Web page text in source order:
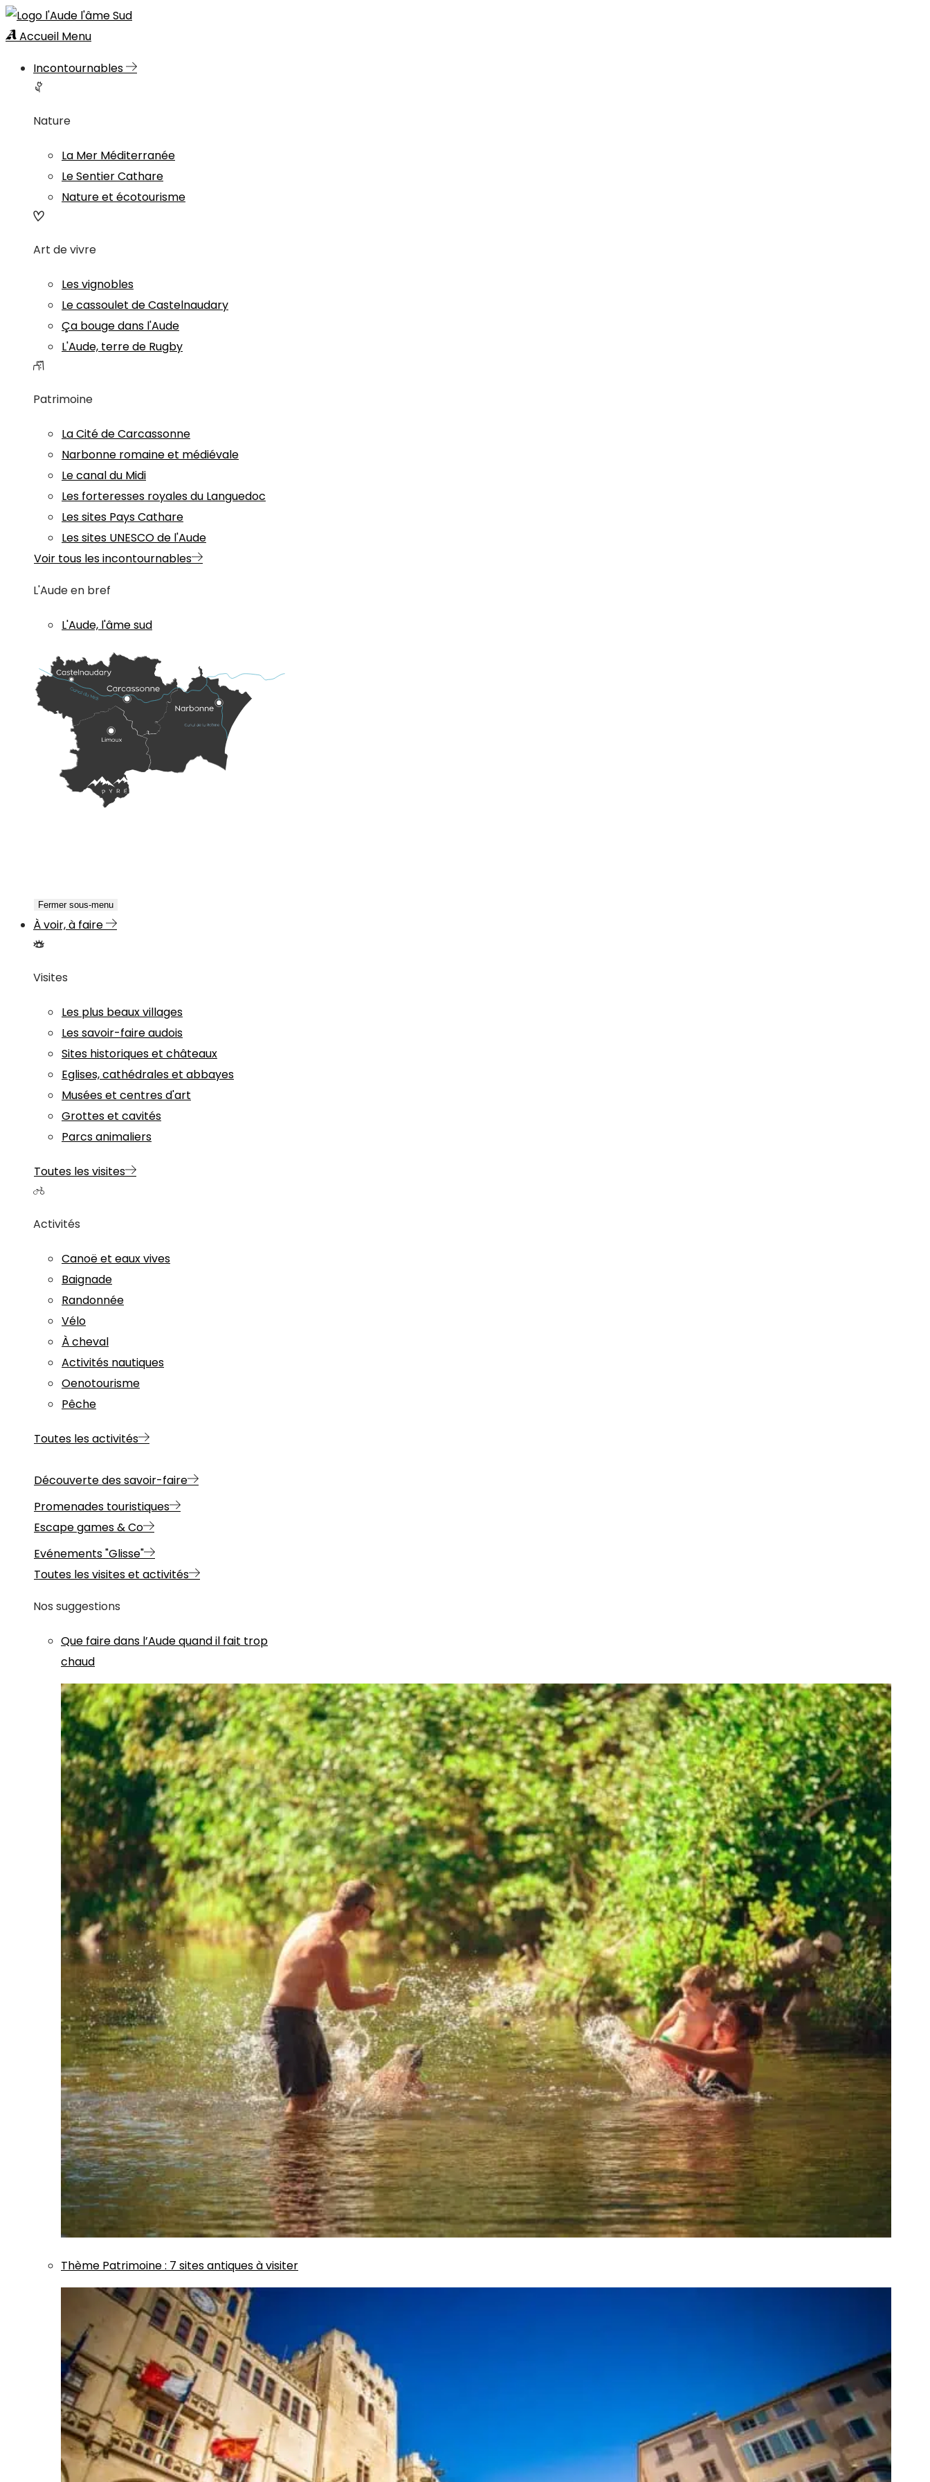
Accueil Menu
Incontournables
Nature
La Mer Méditerranée
Le Sentier Cathare
Nature et écotourisme
Art de vivre
Les vignobles
Le cassoulet de Castelnaudary
Ça bouge dans l'Aude
L'Aude, terre de Rugby
Patrimoine
La Cité de Carcassonne
Narbonne romaine et médiévale
Le canal du Midi
Les forteresses royales du Languedoc
Les sites Pays Cathare
Les sites UNESCO de l'Aude
Voir tous les incontournables
L'Aude en bref
L'Aude, l'âme sud
Fermer sous-menu
À voir, à faire
Visites
Les plus beaux villages
Les savoir-faire audois
Sites historiques et châteaux
Eglises, cathédrales et abbayes
Musées et centres d'art
Grottes et cavités
Parcs animaliers
Toutes les visites
Activités
Canoë et eaux vives
Baignade
Randonnée
Vélo
À cheval
Activités nautiques
Oenotourisme
Pêche
Toutes les activités
Découverte des savoir-faire
Promenades touristiques
Escape games & Co
Evénements "Glisse"
Toutes les visites et activités
Nos suggestions
Que faire dans l’Aude quand il fait trop
chaud
Thème Patrimoine: 7 sites antiques à visiter